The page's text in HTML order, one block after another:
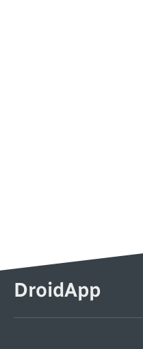
DroidApp